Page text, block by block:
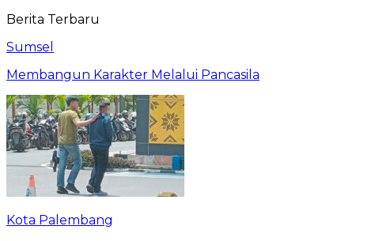
Berita Terbaru
Sumsel
Membangun Karakter Melalui Pancasila
Kota Palembang